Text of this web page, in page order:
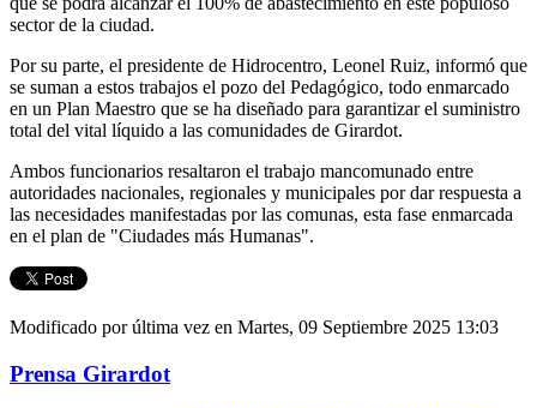
sector de la ciudad.
Por su parte, el presidente de Hidrocentro, Leonel Ruiz, informó que
se suman a estos trabajos el pozo del Pedagógico, todo enmarcado
en un Plan Maestro que se ha diseñado para garantizar el suministro
total del vital líquido a las comunidades de Girardot.
Ambos funcionarios resaltaron el trabajo mancomunado entre
autoridades nacionales, regionales y municipales por dar respuesta a
las necesidades manifestadas por las comunas, esta fase enmarcada
en el plan de "Ciudades más Humanas".
Modificado por última vez en Martes, 09 Septiembre 2025 13:03
Prensa Girardot